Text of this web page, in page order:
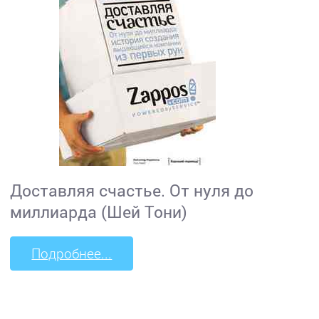
Доставляя счастье. От нуля до
миллиарда (Шей Тони)
Подробнее...